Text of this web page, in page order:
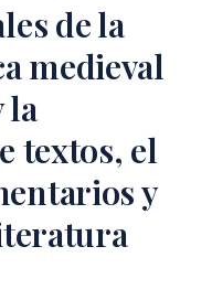
de la
medieval
la
textos, el
y